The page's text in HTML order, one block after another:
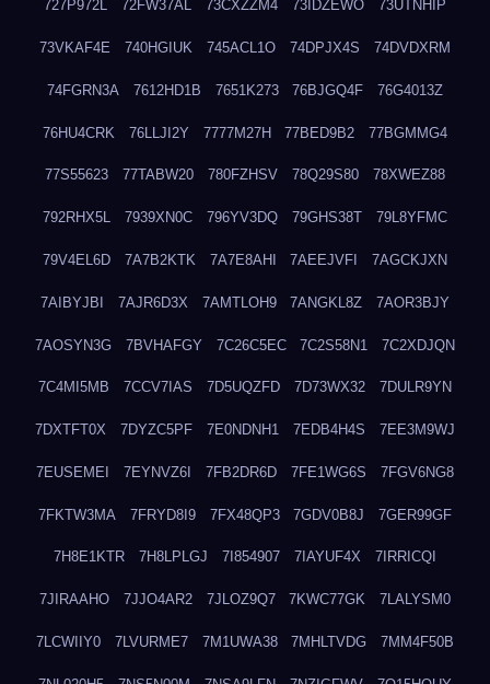
727P972L 72FW37AL 73CXZZM4 73IDZEWO 73UTNHIP
73VKAF4E 740HGIUK 745ACL1O 74DPJX4S 74DVDXRM
74FGRN3A 7612HD1B 7651K273 76BJGQ4F 76G4013Z
76HU4CRK 76LLJI2Y 7777M27H 77BED9B2 77BGMMG4
77S55623 77TABW20 780FZHSV 78Q29S80 78XWEZ88
792RHX5L 7939XN0C 796YV3DQ 79GHS38T 79L8YFMC
79V4EL6D 7A7B2KTK 7A7E8AHI 7AEEJVFI 7AGCKJXN
7AIBYJBI 7AJR6D3X 7AMTLOH9 7ANGKL8Z 7AOR3BJY
7AOSYN3G 7BVHAFGY 7C26C5EC 7C2S58N1 7C2XDJQN
7C4MI5MB 7CCV7IAS 7D5UQZFD 7D73WX32 7DULR9YN
7DXTFT0X 7DYZC5PF 7E0NDNH1 7EDB4H4S 7EE3M9WJ
7EUSEMEI 7EYNVZ6I 7FB2DR6D 7FE1WG6S 7FGV6NG8
7FKTW3MA 7FRYD8I9 7FX48QP3 7GDV0B8J 7GER99GF
7H8E1KTR 7H8LPLGJ 7I854907 7IAYUF4X 7IRRICQI
7JIRAAHO 7JJO4AR2 7JLOZ9Q7 7KWC77GK 7LALYSM0
7LCWIIY0 7LVURME7 7M1UWA38 7MHLTVDG 7MM4F50B